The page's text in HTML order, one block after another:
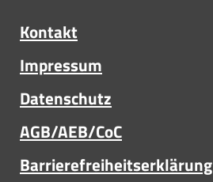
Kontakt
Impressum
Datenschutz
AGB/AEB/CoC
Barrierefreiheitserklärung